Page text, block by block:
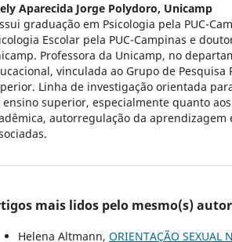
Aparecida Jorge Polydoro, Unicamp
graduação em Psicologia pela PUC-
Escolar pela PUC-Campinas e
Professora da Unicamp, no
vinculada ao Grupo de Pesquisa
Linha de investigação orientada
ensino superior, especialmente quanto
autorregulação da aprendizagem
mais lidos pelo mesmo(s)
Helena Altmann, ORIENTAÇÃO SEXUAL